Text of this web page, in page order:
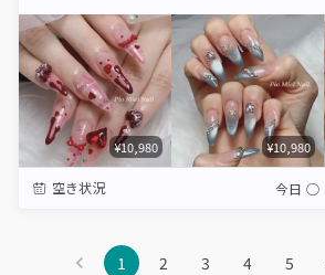
¥10,980 ¥10,980
空き状況 今日 ◯
1 2 3 4 5